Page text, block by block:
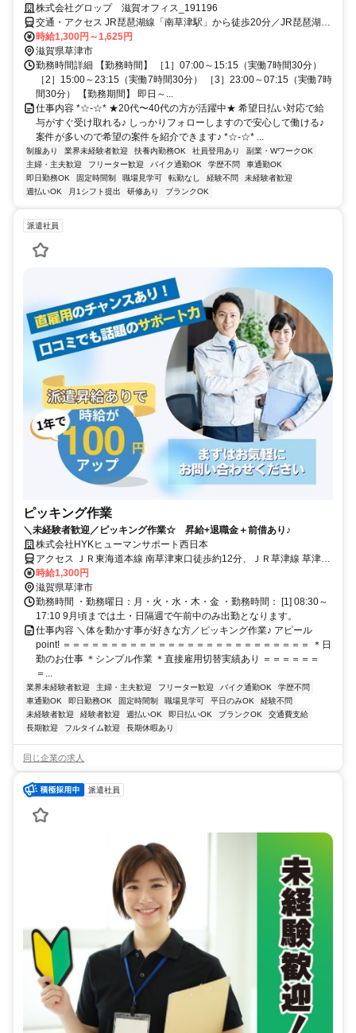
株式会社グロップ 滋賀オフィス_191196
交通・アクセス JR琵琶湖線「南草津駅」から徒歩20分／JR琵琶湖線
「瀬田駅」からバスで7分
時給1,300円～1,625円
滋賀県草津市
勤務時間詳細 【勤務時間】 ［1］07:00～15:15（実働7時間30分）
［2］15:00～23:15（実働7時間30分） ［3］23:00～07:15（実働7時
間30分） 【勤務期間】 即日～...
仕事内容 *☆-☆* ★20代〜40代の方が活躍中★ 希望日払い対応で給
与がすぐ受け取れる♪ しっかりフォローしますので安心して働ける♪
案件が多いので希望の案件を紹介できます♪ *☆-☆* ...
制服あり 業界未経験者歓迎 扶養内勤務OK 社員登用あり
副業・WワークOK
主婦・主夫歓迎
フリーター歓迎 バイク通勤OK 学歴不問
車通勤OK
即日勤務OK
固定時間制 職場見学可 転勤なし 経験不問
未経験者歓迎
週払いOK
月1シフト提出 研修あり ブランクOK
派遣社員
ピッキング作業
＼未経験者歓迎／ピッキング作業☆ 昇給+退職金＋前借あり♪
株式会社HYKヒューマンサポート西日本
アクセス ＪＲ東海道本線 南草津東口徒歩約12分、ＪＲ草津線 草津
（滋賀県）東口徒歩約25分、ＪＲ東海道本線 瀬田（滋賀県）南口徒
歩約49分 ●南草津駅から車で6分
時給1,300円
滋賀県草津市
勤務時間 ・勤務曜日：月・火・水・木・金 ・勤務時間： [1] 08:30～
17:10 9月頃までは土・日隔週で午前中のみ出勤となります。
仕事内容 ＼体を動かす事が好きな方／ピッキング作業♪ アピール
point! ＝＝＝＝＝＝＝＝＝＝＝＝＝＝＝＝＝＝＝＝＝＝＝＝＝＝ ＊日
勤のお仕事 ＊シンプル作業 ＊直接雇用切替実績あり ＝＝＝＝＝＝
＝...
業界未経験者歓迎 主婦・主夫歓迎 フリーター歓迎 バイク通勤OK
学歴不問
車通勤OK
即日勤務OK 固定時間制 職場見学可 平日のみOK
経験不問
未経験者歓迎
経験者歓迎 週払いOK 即日払いOK ブランクOK
交通費支給
長期歓迎
フルタイム歓迎 長期休暇あり
同じ企業の求人
派遣社員